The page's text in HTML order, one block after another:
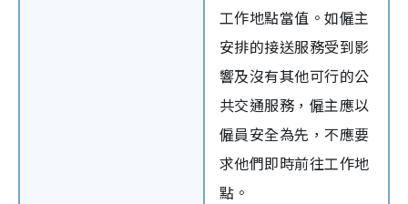
工作地點當值。如僱主
安排的接送服務受到影
響及沒有其他可行的公
共交通服務，僱主應以
僱員安全為先，不應要
求他們即時前往工作地
點。